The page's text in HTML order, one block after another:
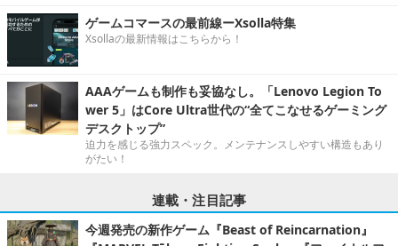
ゲームコマースの最前線ーXsolla特集
Xsollaの最新情報はこちらから！
AAAゲームも制作も妥協なし。「Lenovo Legion To
wer 5」はCore Ultra世代の“全てこなせるゲーミング
デスクトップ”
迫力を感じる強力スペック。メンテナンスしやすい構造もあり
がたい！
連載・注目記事
今週発売の新作ゲーム『Beast of Reincarnation』